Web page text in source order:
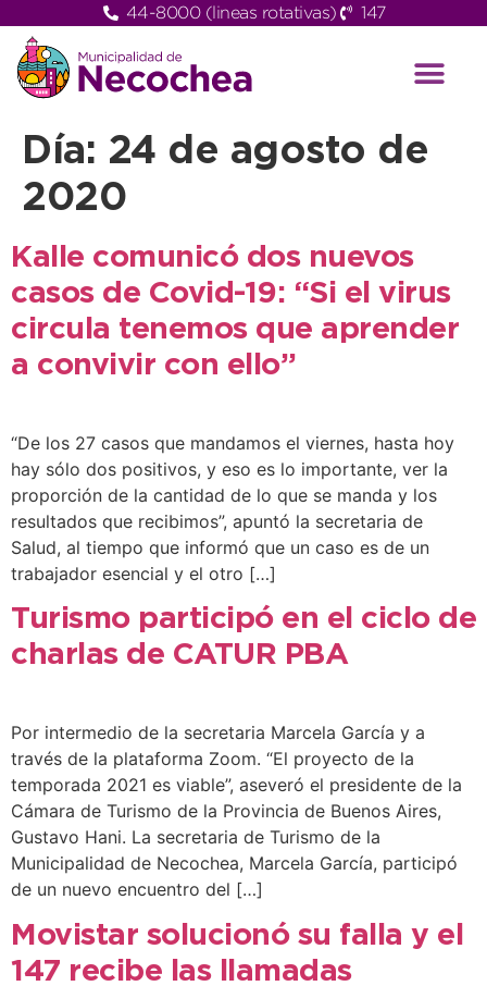
44-8000 (lineas rotativas) 147
Día: 24 de agosto de
2020
Kalle comunicó dos nuevos
casos de Covid-19: “Si el virus
circula tenemos que aprender
a convivir con ello”
“De los 27 casos que mandamos el viernes, hasta hoy
hay sólo dos positivos, y eso es lo importante, ver la
proporción de la cantidad de lo que se manda y los
resultados que recibimos”, apuntó la secretaria de
Salud, al tiempo que informó que un caso es de un
trabajador esencial y el otro […]
Turismo participó en el ciclo de
charlas de CATUR PBA
Por intermedio de la secretaria Marcela García y a
través de la plataforma Zoom. “El proyecto de la
temporada 2021 es viable”, aseveró el presidente de la
Cámara de Turismo de la Provincia de Buenos Aires,
Gustavo Hani. La secretaria de Turismo de la
Municipalidad de Necochea, Marcela García, participó
de un nuevo encuentro del […]
Movistar solucionó su falla y el
147 recibe las llamadas